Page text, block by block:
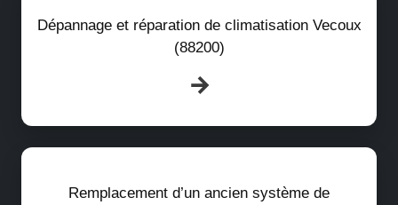
Dépannage et réparation de climatisation Vecoux
(88200)
Remplacement d’un ancien système de